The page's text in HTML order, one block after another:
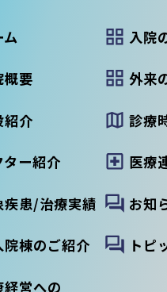
概要
紹介
ター紹介
疾患/治療実績
院棟のご紹介
経営への
入院
外来
診療
医療
お知
トピ